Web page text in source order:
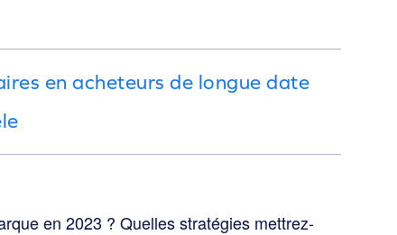
en acheteurs de longue date
en 2023 ? Quelles stratégies mettrez-